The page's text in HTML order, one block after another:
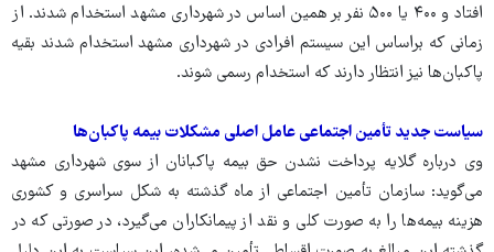
افتاد و ۴۰۰ یا ۵۰۰ نفر بر همین اساس در شهرداری مشهد استخدام شدند. از
زمانی که براساس این سیستم افرادی در شهرداری مشهد استخدام شدند بقیه
پاکبان‌ها نیز انتظار دارند که استخدام رسمی شوند.
سیاست جدید تأمین اجتماعی عامل اصلی مشکلات بیمه پاکبان‌ها
وی درباره گلایه پرداخت نشدن حق بیمه پاکبانان از سوی شهرداری مشهد
می‌گوید: سازمان تأمین اجتماعی از ماه گذشته به شکل سراسری و کشوری
هزینه بیمه‌ها را به صورت کلی و نقد از پیمانکاران می‌گیرد، در صورتی که در